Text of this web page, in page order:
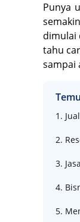
Punya
dimulai
tahu
sampai
1.
2.
3.
4.
5.